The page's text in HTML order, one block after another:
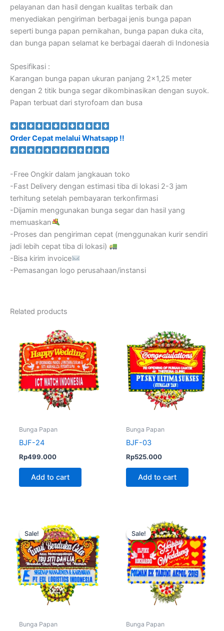
pelayanan dan hasil dengan kualitas terbaik dan
menyediakan pengiriman berbagai jenis bunga papan
seperti bunga papan pernikahan, bunga papan duka cita,
dan bunga papan selamat ke berbagai daerah di Indonesia
Spesifikasi :
Karangan bunga papan ukuran panjang 2×1,25 meter
dengan 2 titik bunga segar dikombinasikan dengan suyok.
Papan terbuat dari styrofoam dan busa
Order Cepat melalui Whatsapp !!
-Free Ongkir dalam jangkauan toko
-Fast Delivery dengan estimasi tiba di lokasi 2-3 jam
terhitung setelah pembayaran terkonfirmasi
-Dijamin menggunakan bunga segar dan hasil yang
memuaskan
-Proses dan pengiriman cepat (menggunakan kurir sendiri
jadi lebih cepat tiba di lokasi)
-Bisa kirim invoice
-Pemasangan logo perusahaan/instansi
Related products
Bunga Papan
BJF-24
Rp499.000
Add to cart
Bunga Papan
BJF-03
Rp525.000
Add to cart
Sale!
Sale!
Bunga Papan
price
was:
Rp570.000.
is:
Rp550.000.
Sale!
Sale!
Bunga Papan
Original
price
was:
Rp575.000.
is: